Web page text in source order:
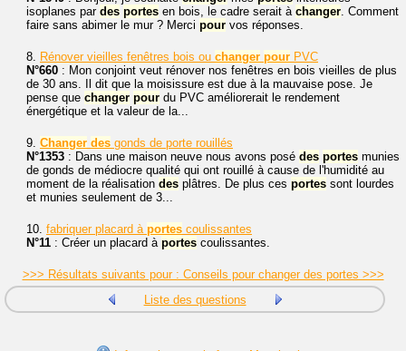
isoplanes par des portes en bois, le cadre serait à changer . Comment
faire sans abimer le mur ? Merci pour vos réponses.
8. Rénover vieilles fenêtres bois ou changer pour PVC
N°660 : Mon conjoint veut rénover nos fenêtres en bois vieilles de plus
de 30 ans. Il dit que la moisissure est due à la mauvaise pose. Je
pense que changer pour du PVC améliorerait le rendement
énergétique et la valeur de la...
9. Changer des gonds de porte rouillés
N°1353 : Dans une maison neuve nous avons posé des portes munies
de gonds de médiocre qualité qui ont rouillé à cause de l'humidité au
moment de la réalisation des plâtres. De plus ces portes sont lourdes
et munies seulement de 3...
10. fabriquer placard à portes coulissantes
N°11 : Créer un placard à portes coulissantes.
>>> Résultats suivants pour : Conseils pour changer des portes >>>
Liste des questions